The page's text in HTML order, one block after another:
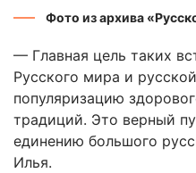
Фото из архива
— Главная цель таких
Русского мира и
популяризацию
традиций. Это верный
единению большого
Илья.